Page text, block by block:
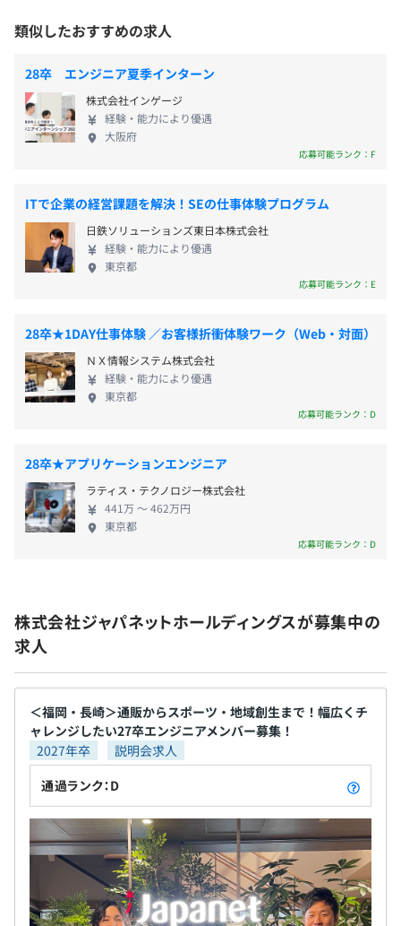
◆ホールディングスシステム企画開発
・イノベーションLABO：6名
1プロジェクトの単位期間は、およそ1～2週間です。
◆スポーツ・地域創生システム企画開発
平均2名～3名のユニット単位で開発をおこなっておりま
◆イノベーションシステム
RPA／AI開発は、1名で1案件を担当して開発をおこなって
おります。
エンジニア育成プログラムの企画・運営など
雇用関係なし
・資格取得支援制度（取得お祝い金の支給）
ップ・習得を期待される特別研修）
・自己申告制度（年1度、働き方や部署異動に関する希望
を会社へ提出できる制度）
・社内公募制度
・管理職育成制度（NEXT管理職の育成制度）
メンター制度の有無
社内検定等の制度の有無及びその内容
前年度の月平均所定外労働時間の実績
役員13.0%
管理職34.7%
「絶対に後悔させない商品選び」と「徹底したサポ
ート」を強みに、お客様から厚い信頼をいただいて
います。今後もお客様にご満足いただけるよう、家電
製品のほか、クルーズ旅行、ウォーターサーバー、
クレジットカードなどの新しいサービスの提供にも
積極的に挑戦中です。 また、2019年6月にグループ
会社として「リージョナルクリエーション長崎」を
した。「長崎スタジアムシティプロジェクト」を立
ち上げ、プロサッカーチーム「V・ファーレン長崎」
の運営、スタジアムを中心とした街づくりをおこな
っています。夢と感動にあふれたスポーツ・エンター
テインメントに携わり、たくさんのワクワクを生み
◆「SE」として成長できる環境 社内SEなのでユーザ
ーと一緒に構築していける魅力があります。依頼のヒ
アリング～要件定義～開発～保守まで一貫して携わ
るだけでなく、納品後も活用されているようすや、
さらなるブラッシュアップなど成長過程も見届けら
で、SEとして活躍の幅を広げていきたい方に最適な
環境です。
類似したおすすめの求人
28卒 エンジニア夏季インターン
株式会社インゲージ
経験・能力により優遇
大阪府
応募可能ランク：F
ITで企業の経営課題を解決！SEの仕事体験プログラム
日鉄ソリューションズ東日本株式会社
経験・能力により優遇
東京都
応募可能ランク：E
28卒★1DAY仕事体験 ／お客様折衝体験ワーク（Web・対面）
ＮＸ情報システム株式会社
経験・能力により優遇
東京都
応募可能ランク：D
28卒★アプリケーションエンジニア
ラティス・テクノロジー株式会社
441万 〜 462万円
東京都
応募可能ランク：D
株式会社ジャパネットホールディングスが募集中の
求人
＜福岡・長崎＞通販からスポーツ・地域創生まで！幅広くチ
ャレンジしたい27卒エンジニアメンバー募集！
2027年卒
説明会求人
通過ランク：D